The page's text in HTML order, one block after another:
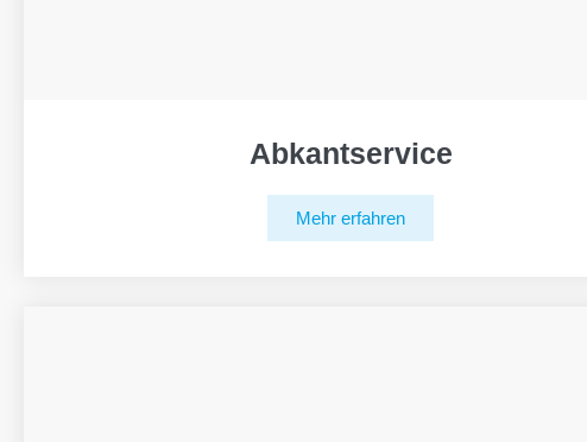
Abkantservice
Mehr erfahren